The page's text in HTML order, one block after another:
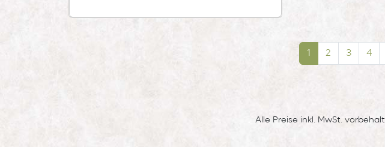
Seite
1 Seite
2 Seite
3 4
Alle Preise inkl. MwSt.